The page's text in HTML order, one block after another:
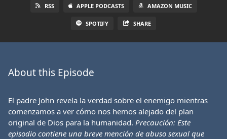
RSS APPLE PODCASTS AMAZON MUSIC
SPOTIFY SHARE
About this Episode
El padre John revela la verdad sobre el enemigo mientras
comenzamos a ver cómo nos hemos alejado del plan
original de Dios para la humanidad. Precaución: Este
episodio contiene una breve mención de abuso sexual que